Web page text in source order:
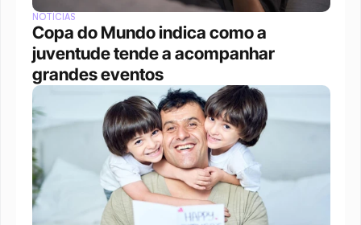
NOTÍCIAS
Copa do Mundo indica como a
juventude tende a acompanhar
grandes eventos